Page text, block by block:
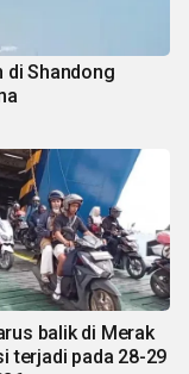
di Shandong
balik di Merak
terjadi pada 28-29